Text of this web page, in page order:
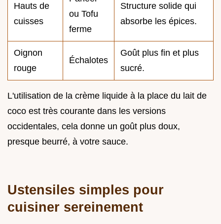
Hauts de
cuisses
ou Tofu
ferme
Structure solide qui
absorbe les épices.
Oignon
rouge
Échalotes
Goût plus fin et plus
sucré.
L'utilisation de la crème liquide à la place du lait de
coco est très courante dans les versions
occidentales, cela donne un goût plus doux,
presque beurré, à votre sauce.
Ustensiles simples pour
cuisiner sereinement